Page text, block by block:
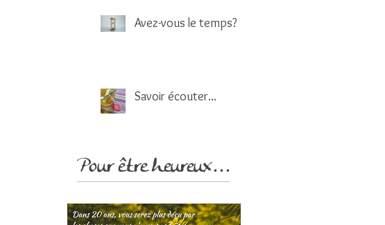
Avez-vous le temps?
Savoir écouter...
Pour être heureux...